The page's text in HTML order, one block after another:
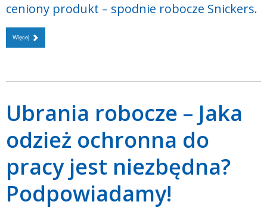
ceniony produkt – spodnie robocze Snickers.
Więcej
Ubrania robocze – Jaka
odzież ochronna do
pracy jest niezbędna?
Podpowiadamy!